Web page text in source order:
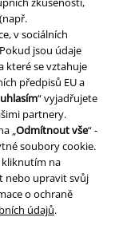
v sociálních
jsou údaje
které se vztahuje
předpisů EU a
“ vyjadřujete
partnery.
„Odmítnout vše“ -
soubory cookie.
kliknutím na
nebo upravit svůj
o ochraně
údajů.